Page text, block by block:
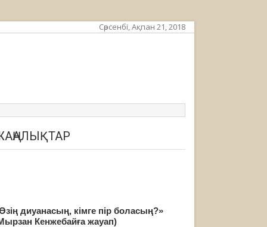
Сәрсенбі, Ақпан 21, 2018
диуанасың, кімге пір боласың?»
Кенжебайға жауап)